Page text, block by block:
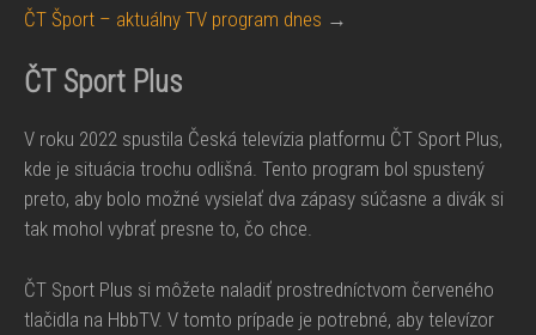
ČT Šport – aktuálny TV program dnes →
ČT Sport Plus
V roku 2022 spustila Česká televízia platformu ČT Sport Plus,
kde je situácia trochu odlišná. Tento program bol spustený
preto, aby bolo možné vysielať dva zápasy súčasne a divák si
tak mohol vybrať presne to, čo chce.
ČT Sport Plus si môžete naladiť prostredníctvom červeného
tlačidla na HbbTV. V tomto prípade je potrebné, aby televízor